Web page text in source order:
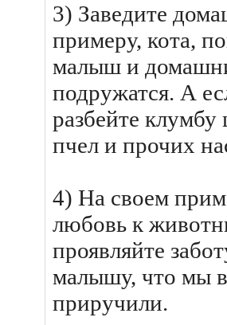
3) Заведите
примеру, кота,
малыш и
подружатся. А
разбейте клумбу
пчел и прочих
4) На своем
любовь к
проявляйте
малышу, что мы в
приручили.